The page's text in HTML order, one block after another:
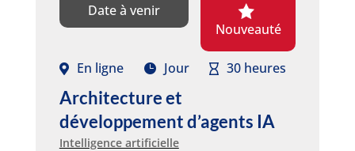
Date à venir
Nouveauté
En ligne Jour 30 heures
Architecture et
développement d’agents IA
Intelligence artificielle